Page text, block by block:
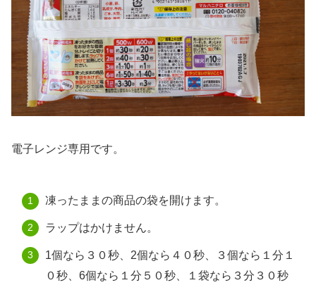
電子レンジ専用です。
凍ったままの商品の袋を開けます。
ラップはかけません。
1個なら３０秒、2個なら４０秒、３個なら１分１
０秒、6個なら１分５０秒、１袋なら３分３０秒